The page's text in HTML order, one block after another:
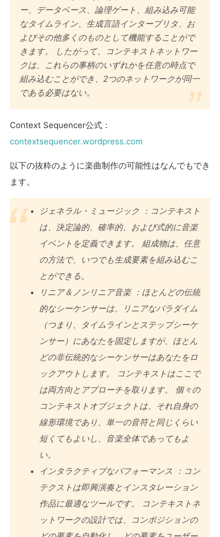
ー、データベース、論理ゲート、組み込み可能
なタイムライン、生成言語インタープリタ、お
よびその他多くのものとして機能することがで
きます。 したがって、コンテキストネットワー
クは、これらの事柄のいずれかを任意の時点で
組み込むことができ、2つのネットワークが同一
である必要はない。
Context Sequencer公式：
contextsequencer.wordpress.com
以下の抜粋のように楽曲制作の可能性はなんでもでき
ます。
ジェネラル・ミュージック ：コンテキスト
は、決定論的、確率的、および式的に音楽
イベントを定義できます。 組成物は、任意
の方法で、いつでも生成要素を組み込むこ
とができる。
リニア＆ノンリニア音楽 ：ほとんどの伝統
的なシーケンサーは、リニアなパラダイム
（つまり、タイムラインとステップシーケ
ンサー）にあなたを固定しますが、ほとん
どの非伝統的なシーケンサーはあなたをロ
ックアウトします。 コンテキストはここで
は両方向とアプローチを取ります。 個々の
コンテキストオブジェクトは、それ自身の
線形環境であり、単一の音符と同じくらい
短くてもよいし、音楽全体であってもよ
い。
インタラクティブなパフォーマンス ：コン
テクストは即興演奏とインスタレーション
作品に最適なツールです。 コンテキストネ
ットワークの設計では、コンポジションの